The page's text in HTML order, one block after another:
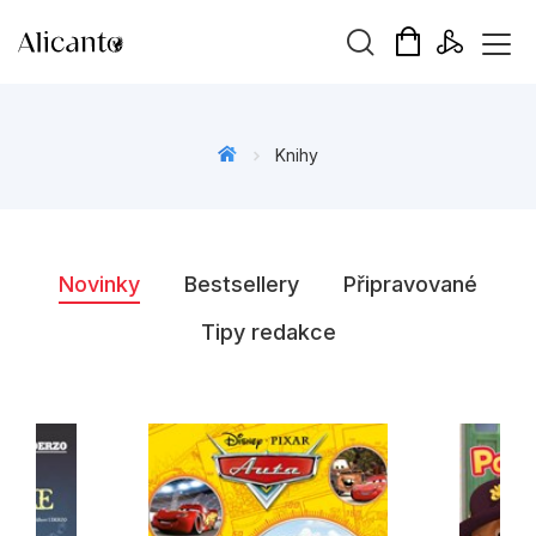
Připravujeme
Beletrie pro děti
Beletrie pro dospělé
Knihy
Novinky Bestsellery
Připravované
Tipy redakce